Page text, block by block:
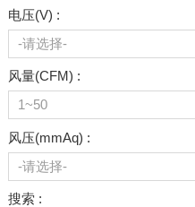
电压(V) :
-请选择-
风量(CFM) :
1~50
风压(mmAq) :
-请选择-
搜索 :